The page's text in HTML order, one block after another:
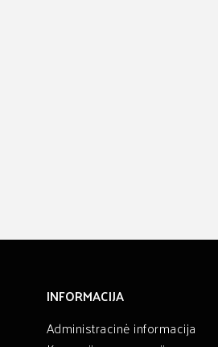
INFORMACIJA
Administracinė informacija